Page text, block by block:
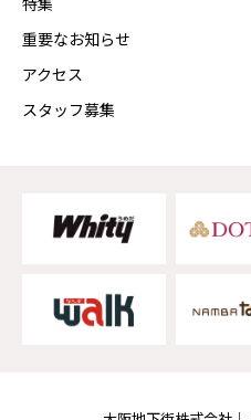
重要なお知らせ
アクセス
スタッフ募集